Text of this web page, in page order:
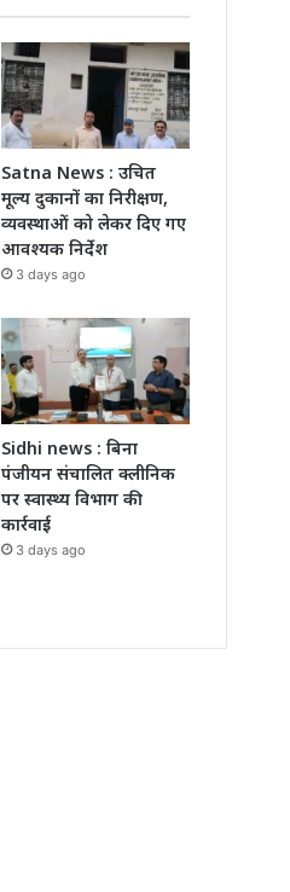
Satna News : उचित
मूल्य दुकानों का निरीक्षण,
व्यवस्थाओं को लेकर दिए गए
आवश्यक निर्देश
3 days ago
Sidhi news : बिना
पंजीयन संचालित क्लीनिक
पर स्वास्थ्य विभाग की
कार्रवाई
3 days ago